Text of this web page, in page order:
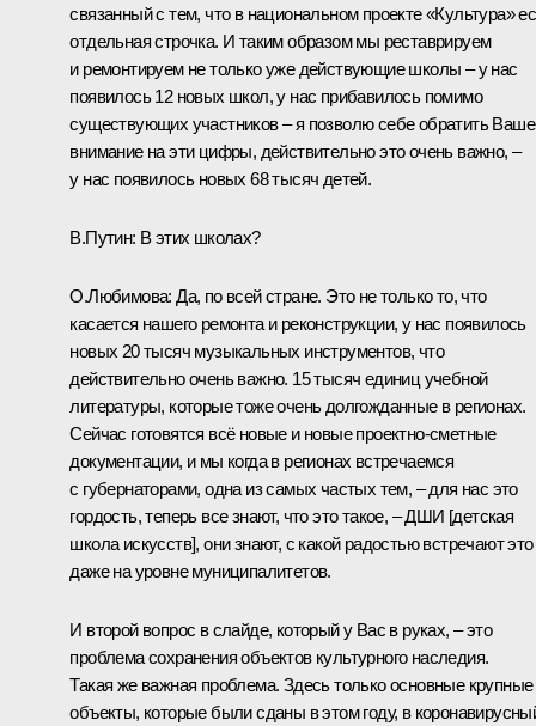
связанный с тем, что в национальном проекте «Культура»
отдельная строчка. И таким образом мы реставрируем
и ремонтируем не только уже действующие школы – у нас
появилось 12 новых школ, у нас прибавилось помимо
существующих участников – я позволю себе обратить Ваше
внимание на эти цифры, действительно это очень важно, –
у нас появилось новых 68 тысяч детей.
В.Путин: В этих школах?
О.Любимова: Да, по всей стране. Это не только то, что
касается нашего ремонта и реконструкции, у нас появилось
новых 20 тысяч музыкальных инструментов, что
действительно очень важно. 15 тысяч единиц учебной
литературы, которые тоже очень долгожданные в регионах.
Сейчас готовятся всё новые и новые проектно-сметные
документации, и мы когда в регионах встречаемся
с губернаторами, одна из самых частых тем, – для нас это
гордость, теперь все знают, что это такое, – ДШИ [детская
школа искусств], они знают, с какой радостью встречают это
даже на уровне муниципалитетов.
И второй вопрос в слайде, который у Вас в руках, – это
проблема сохранения объектов культурного наследия.
Такая же важная проблема. Здесь только основные крупные
объекты, которые были сданы в этом году, в